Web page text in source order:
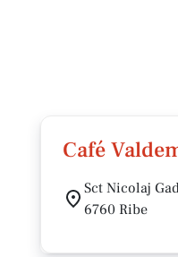
Café
Sct Nicolaj
6760 Ribe